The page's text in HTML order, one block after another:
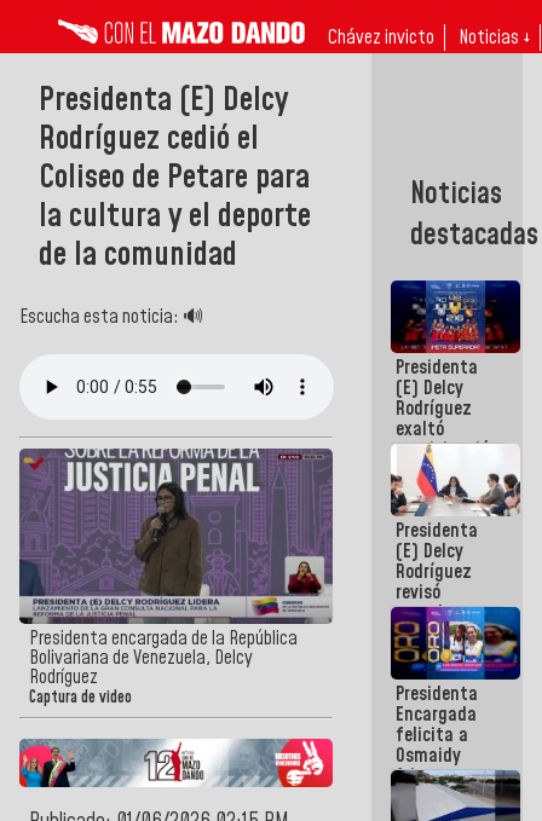
Chávez invicto Noticias ↓
Presidenta (E) Delcy
Rodríguez cedió el
Coliseo de Petare para
la cultura y el deporte
de la comunidad
Escucha esta noticia: 🔊
Presidenta encargada de la República
Bolivariana de Venezuela, Delcy
Rodríguez
Captura de video
Noticias
destacadas
Presidenta
(E) Delcy
Rodríguez
exaltó
participación
de
Venezuela
en Juegos
Centroamericanos
y del Caribe
2026
Presidenta
(E) Delcy
Rodríguez
revisó
agenda
económica y
ejecución de
fondos de
emergencia
post-sismos
Presidenta
Encargada
felicita a
Osmaidy
Arias y
Giraly